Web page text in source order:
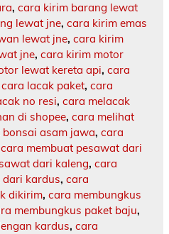
, cara kirim barang lewat
lewat jne, cara kirim emas
lewat jne, cara kirim
jne, cara kirim motor
lewat kereta api, cara
cara lacak paket, cara
no resi, cara melacak
di shopee, cara melihat
asam jawa, cara
cara membuat pesawat dari
dari kaleng, cara
dari kardus, cara
dikirim, cara membungkus
membungkus paket baju,
kardus, cara